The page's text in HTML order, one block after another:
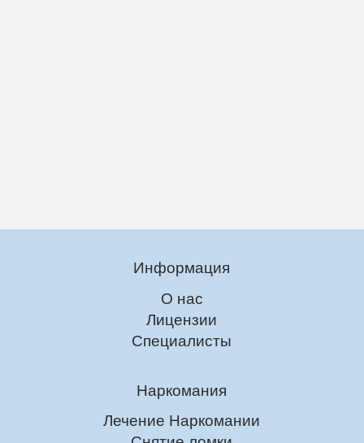
Информация
О нас
Лицензии
Специалисты
Наркомания
Лечение Наркомании